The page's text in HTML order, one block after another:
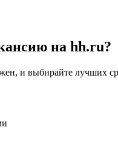
на hh.ru?
и выбирайте лучших